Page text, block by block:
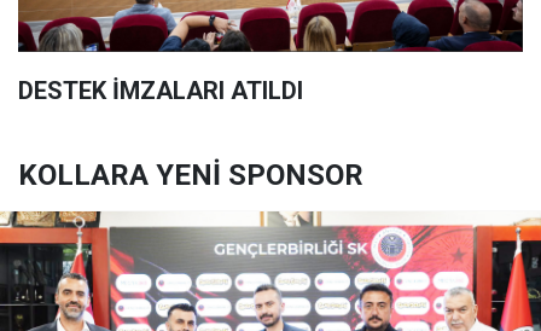
DESTEK İMZALARI ATILDI
KOLLARA YENİ SPONSOR